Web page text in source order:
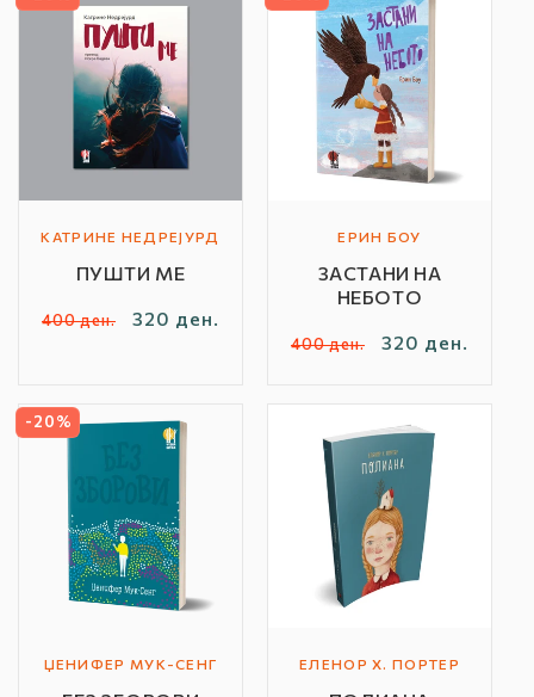
Автор
КАТРИНЕ НЕДРЕЈУРД
ПУШТИ МЕ
Редовна
400 ден.
Продажна
320 ден.
Бренд:
ЕРИН БОУ
ЗАСТАНИ НА
НЕБОТО
Редовна
400 ден.
Продажна
320 ден.
-20%
Автор
ЏЕНИФЕР МУК-СЕНГ
Автор
ЕЛЕНОР Х. ПОРТЕР